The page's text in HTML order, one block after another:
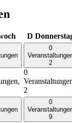
D
0
2
0
2
0
9